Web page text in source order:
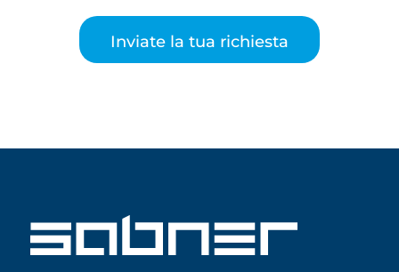
Inviate la tua richiesta